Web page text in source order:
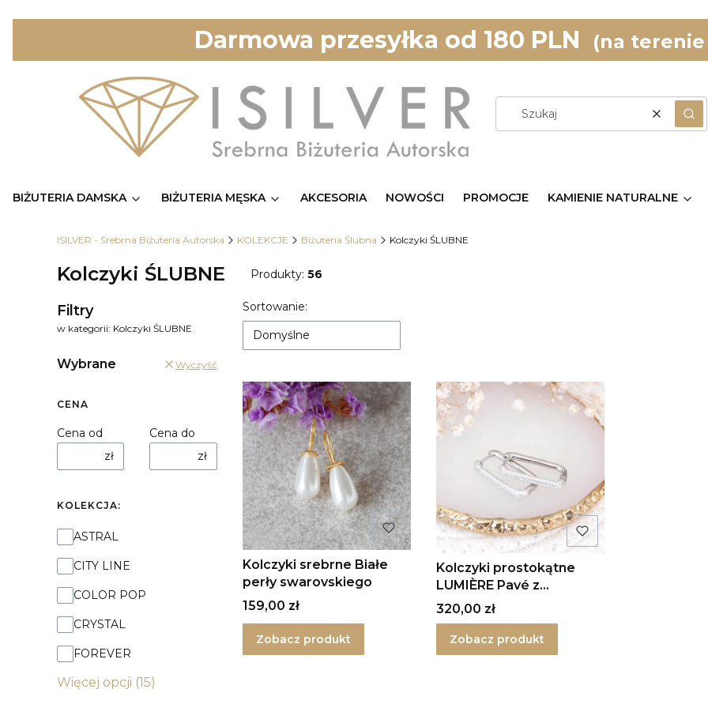
Darmowa przesyłka od 180 PLN (na
Wyczyść
BIŻUTERIA DAMSKA BIŻUTERIA MĘSKA AKCESORIA NOWOŚCI PROMOCJE KAMIENIE NATURALNE
ISILVER - Srebrna Biżuteria Autorska KOLEKCJE Biżuteria Ślubna Kolczyki ŚLUBNE
Kolczyki ŚLUBNE Produkty: 56
Filtry
w kategorii: Kolczyki ŚLUBNE
Wybrane Wyczyść
CENA
Cena od
zł
Cena do
zł
KOLEKCJA:
Kolekcja:
ASTRAL
CITY LINE
COLOR POP
CRYSTAL
FOREVER
Więcej opcji (15)
Lista produktów
Sortowanie:
Domyślne
Kolczyki srebrne Białe
perły swarovskiego
Cena
159,00 zł
Zobacz produkt
Kolczyki prostokątne
LUMIÈRE Pavé z
cyrkoniami
Cena
320,00 zł
Zobacz produkt